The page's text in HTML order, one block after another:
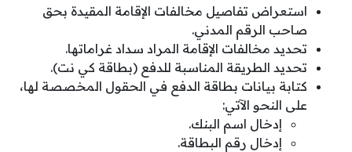
استعراض تفاصيل مخالفات الإقامة المقيدة بحق
صاحب الرقم المدني.
تحديد مخالفات الإقامة المراد سداد غراماتها.
تحديد الطريقة المناسبة للدفع (بطاقة كي نت).
كتابة بيانات بطاقة الدفع في الحقول المخصصة لها،
على النحو الآتي:
إدخال اسم البنك.
إدخال رقم البطاقة.